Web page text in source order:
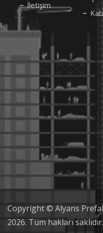
İletişim
Copyright © Alyans
2026. Tüm hakları saklıdır.